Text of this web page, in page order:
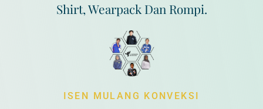
Shirt, Wearpack Dan Rompi.
ISEN MULANG KONVEKSI